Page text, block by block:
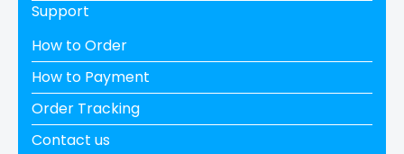
Support
How to Order
How to Payment
Order Tracking
Contact us